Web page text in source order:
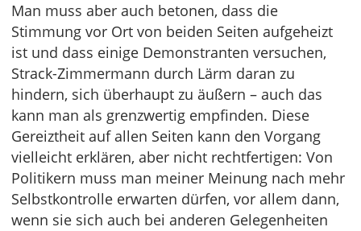
Man muss aber auch betonen, dass die
Stimmung vor Ort von beiden Seiten aufgeheizt
ist und dass einige Demonstranten versuchen,
Strack-Zimmermann durch Lärm daran zu
hindern, sich überhaupt zu äußern – auch das
kann man als grenzwertig empfinden. Diese
Gereiztheit auf allen Seiten kann den Vorgang
vielleicht erklären, aber nicht rechtfertigen: Von
Politikern muss man meiner Meinung nach mehr
Selbstkontrolle erwarten dürfen, vor allem dann,
wenn sie sich auch bei anderen Gelegenheiten